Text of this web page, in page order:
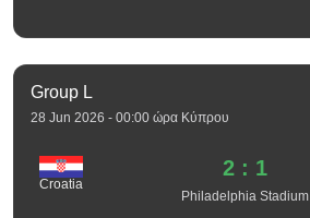
Group L
28 Jun 2026 - 00:00 ώρα Κύπρου
Croatia
2 : 1
Philadelphia Stadium